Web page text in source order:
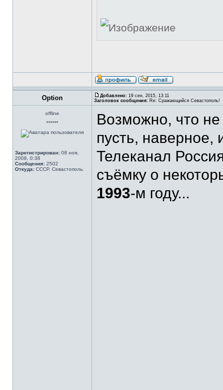
Option Добавлено: 19 сен, 2015, 13:11
Заголовок сообщения: Re: Сражающийся Севастополь!
offline
******
Зарегистрирован: 08 ноя,
2008, 0:38
Сообщения: 2502
Откуда: СССР, Севастополь.
Возможно, что
пусть, наверное,
Телеканал
съёмку о
1993-м году...